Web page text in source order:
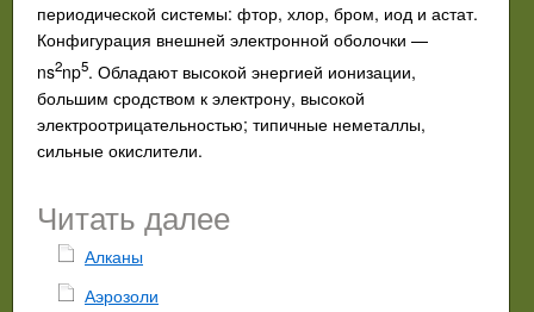
периодической системы: фтор, хлор, бром, иод и астат.
Конфигурация внешней электронной оболочки —
ns2np5. Обладают высокой энергией ионизации,
большим сродством к электрону, высокой
электроотрицательностью; типичные неметаллы,
сильные окислители.
Читать далее
Алканы
Аэрозоли